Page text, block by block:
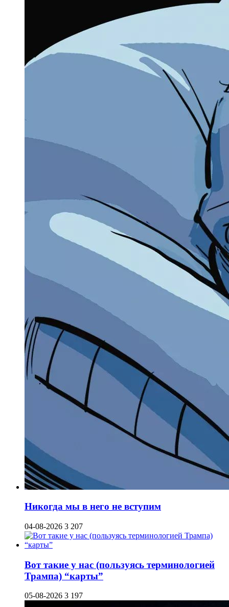
Никогда мы в него не вступим
04-08-2026 3 207
Вот такие у нас (пользуясь терминологией
Трампа) “карты”
05-08-2026 3 197